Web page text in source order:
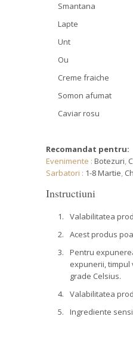
Smantana
Lapte
Unt
Ou
Creme fraiche
Somon afumat
Caviar rosu
Recomandat pentru:
Evenimente : Botezuri,
Sarbatori : 1-8 Martie,
Instructiuni
1.
Valabilitatea
2.
Acest produs
3.
Pentru
expunerii, timpul
grade Celsius.
4.
Valabilitatea
5.
Ingrediente